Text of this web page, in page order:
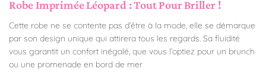
Robe Imprimée Léopard : Tout Pour Briller !
Cette robe ne se contente pas d’être à la mode, elle se démarque
par son design unique qui attirera tous les regards. Sa fluidité
vous garantit un confort inégalé, que vous l’optiez pour un brunch
ou une promenade en bord de mer